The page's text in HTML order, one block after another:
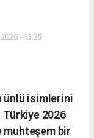
- 13:25
ünlü isimlerini
2026
muhteşem bir